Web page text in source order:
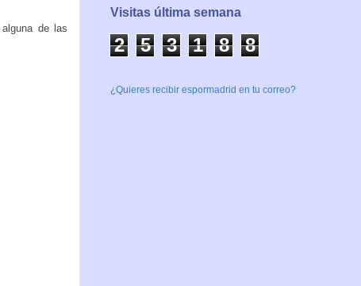
de las
Visitas última semana
2 5 3 1 8 8
¿Quieres recibir espormadrid en tu correo?